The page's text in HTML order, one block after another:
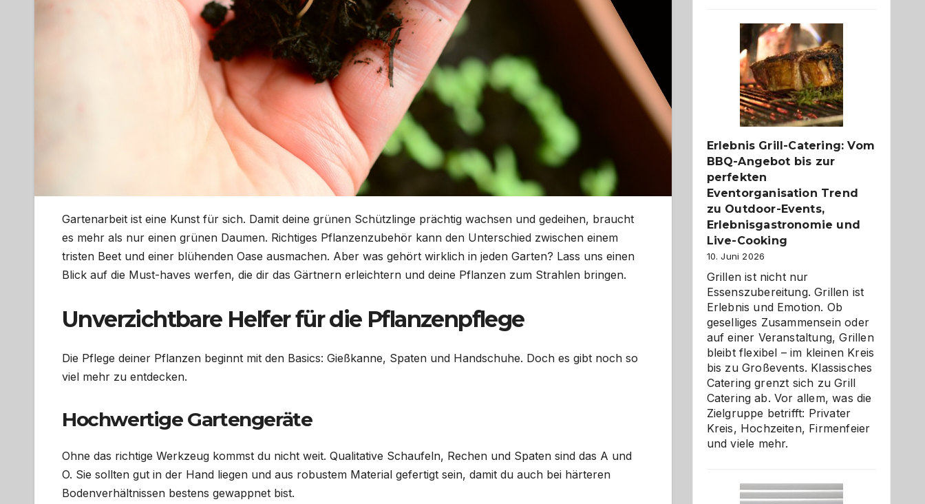
Gartenarbeit ist eine Kunst für sich. Damit deine grünen Schützlinge prächtig wachsen und gedeihen, braucht
es mehr als nur einen grünen Daumen. Richtiges Pflanzenzubehör kann den Unterschied zwischen einem
tristen Beet und einer blühenden Oase ausmachen. Aber was gehört wirklich in jeden Garten? Lass uns einen
Blick auf die Must-haves werfen, die dir das Gärtnern erleichtern und deine Pflanzen zum Strahlen bringen.
Unverzichtbare Helfer für die Pflanzenpflege
Die Pflege deiner Pflanzen beginnt mit den Basics: Gießkanne, Spaten und Handschuhe. Doch es gibt noch so
viel mehr zu entdecken.
Hochwertige Gartengeräte
Ohne das richtige Werkzeug kommst du nicht weit. Qualitative Schaufeln, Rechen und Spaten sind das A und
O. Sie sollten gut in der Hand liegen und aus robustem Material gefertigt sein, damit du auch bei härteren
Bodenverhältnissen bestens gewappnet bist.
die
Gelegenheit,
neue
Reiseziele
zu
entdecken
Erlebnis Grill-Catering: Vom
BBQ-Angebot bis zur
perfekten
Eventorganisation Trend
zu Outdoor-Events,
Erlebnisgastronomie und
Live-Cooking
10. Juni 2026
Grillen ist nicht nur
Essenszubereitung. Grillen ist
Erlebnis und Emotion. Ob
geselliges Zusammensein oder
auf einer Veranstaltung, Grillen
bleibt flexibel – im kleinen Kreis
bis zu Großevents. Klassisches
Catering grenzt sich zu Grill
Catering ab. Vor allem, was die
Zielgruppe betrifft: Privater
Kreis, Hochzeiten, Firmenfeier
und viele mehr.